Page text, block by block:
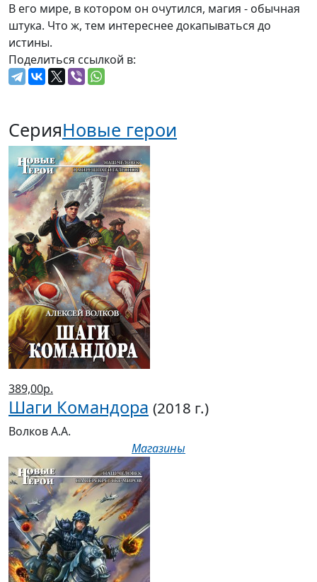
В его мире, в котором он очутился, магия - обычная
штука. Что ж, тем интереснее докапываться до
истины.
Поделиться ссылкой в:
СерияНовые герои
389,00р.
Шаги Командора (2018 г.)
Волков А.А.
Магазины